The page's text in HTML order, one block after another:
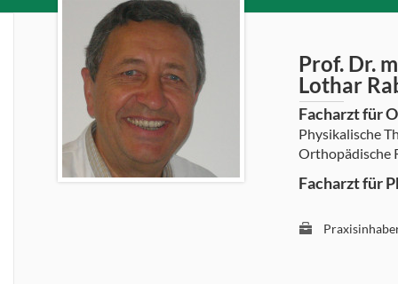
Prof. Dr.
Lothar
Facharzt für
Physikalische
Orthopädische
Facharzt für